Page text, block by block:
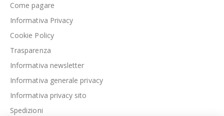
Come pagare
Informativa Privacy
Cookie Policy
Trasparenza
Informativa newsletter
Informativa generale privacy
Informativa privacy sito
Spedizioni